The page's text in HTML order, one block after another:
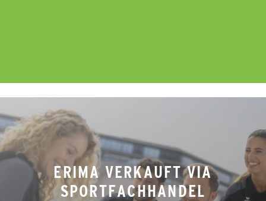
ERIMA VERKAUFT VIA
SPORTFACHHANDEL